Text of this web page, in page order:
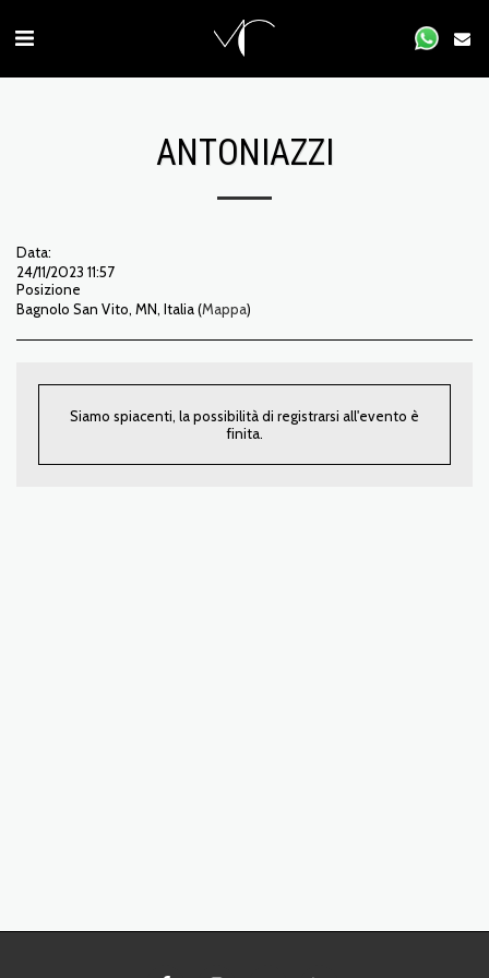
ANTONIAZZI
Data:
24/11/2023 11:57
Posizione
Bagnolo San Vito, MN, Italia (Mappa)
Siamo spiacenti, la possibilità di registrarsi all'evento è
finita.